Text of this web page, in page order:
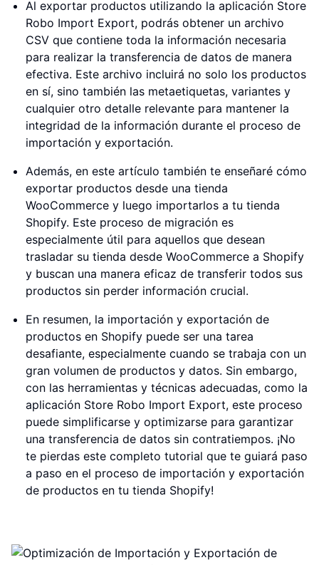
Al exportar productos utilizando la aplicación Store
Robo Import Export, podrás obtener un archivo
CSV que contiene toda la información necesaria
para realizar la transferencia de datos de manera
efectiva. Este archivo incluirá no solo los productos
en sí, sino también las metaetiquetas, variantes y
cualquier otro detalle relevante para mantener la
integridad de la información durante el proceso de
importación y exportación.
Además, en este artículo también te enseñaré cómo
exportar productos desde una tienda
WooCommerce y luego importarlos a tu tienda
Shopify. Este proceso de migración es
especialmente útil para aquellos que desean
trasladar su tienda desde WooCommerce a Shopify
y buscan una manera eficaz de transferir todos sus
productos sin perder información crucial.
En resumen, la importación y exportación de
productos en Shopify puede ser una tarea
desafiante, especialmente cuando se trabaja con un
gran volumen de productos y datos. Sin embargo,
con las herramientas y técnicas adecuadas, como la
aplicación Store Robo Import Export, este proceso
puede simplificarse y optimizarse para garantizar
una transferencia de datos sin contratiempos. ¡No
te pierdas este completo tutorial que te guiará paso
a paso en el proceso de importación y exportación
de productos en tu tienda Shopify!